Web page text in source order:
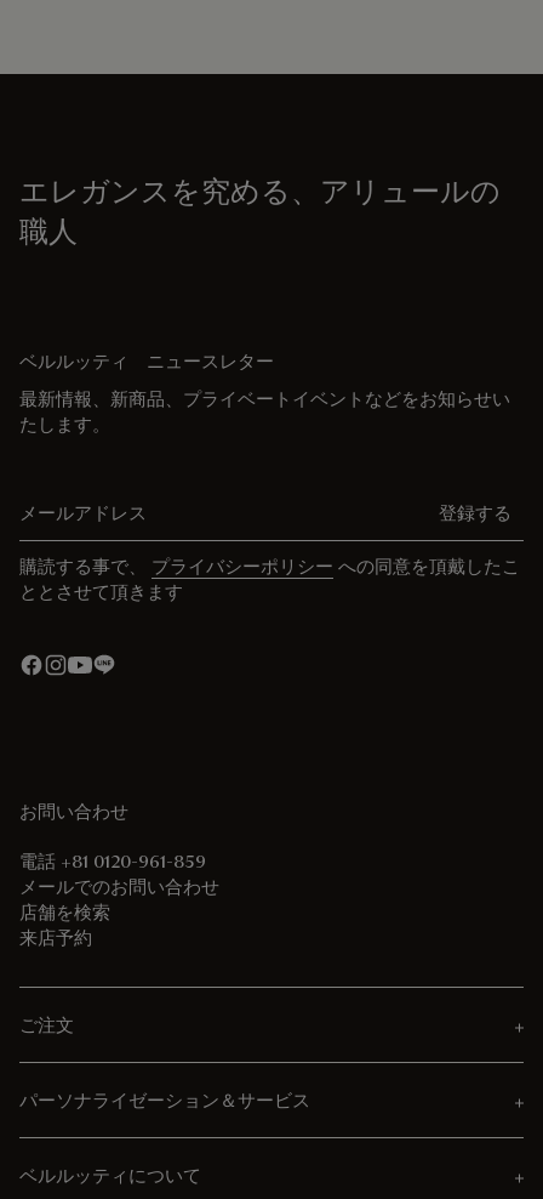
エレガンスを究める、アリュールの
職人
ベルルッティ ニュースレター
最新情報、新商品、プライベートイベントなどをお知らせい
たします。
登録する
購読する事で、 プライバシーポリシー への同意を頂戴したこ
ととさせて頂きます
お問い合わせ
電話 +81 0120-961-859
メールでのお問い合わせ
店舗を検索
来店予約
ご注文
パーソナライゼーション＆サービス
ベルルッティについて